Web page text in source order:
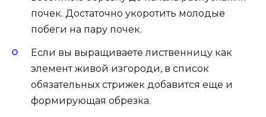
почек. Достаточно укоротить молодые
побеги на пару почек.
Если вы выращиваете лиственницу как
элемент живой изгороди, в список
обязательных стрижек добавится еще и
формирующая обрезка.